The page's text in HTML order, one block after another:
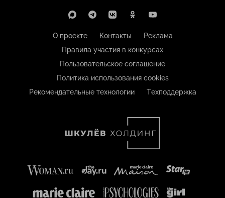
О проекте Контакты
Реклама
Правила участия в конкурсах
Пользовательское соглашение
Политика использования cookies
Рекомендательные технологии
Техподдержка